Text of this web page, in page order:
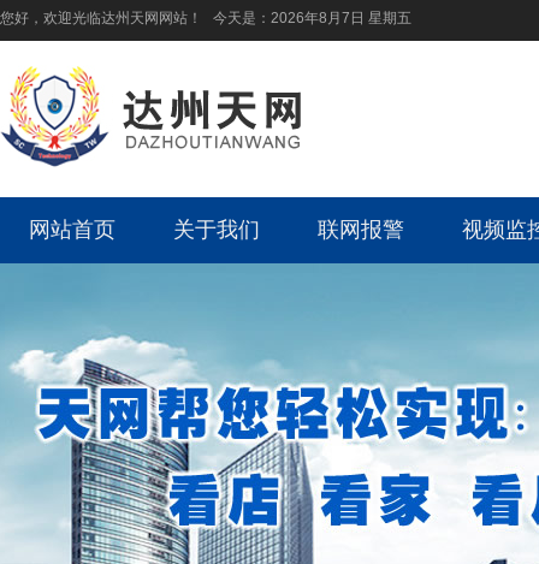
您好，欢迎光临达州天网网站！ 今天是： 2026年8月7日 星期五
网站首页 关于我们 联网报警 视频监